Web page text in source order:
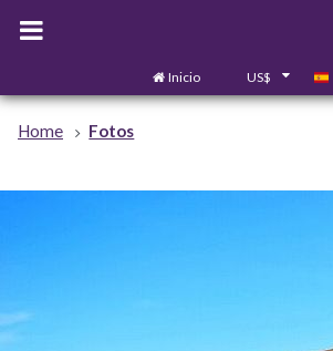
Inicio US$
Home Fotos